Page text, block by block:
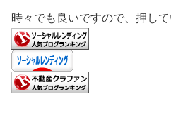
時々でも良いですので、押し